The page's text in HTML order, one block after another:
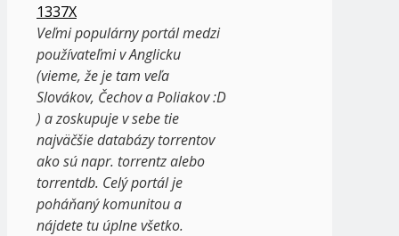
1337X
Veľmi populárny portál medzi
používateľmi v Anglicku
(vieme, že je tam veľa
Slovákov, Čechov a Poliakov :D
) a zoskupuje v sebe tie
najväčšie databázy torrentov
ako sú napr. torrentz alebo
torrentdb. Celý portál je
poháňaný komunitou a
nájdete tu úplne všetko.